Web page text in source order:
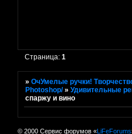
Страница:1
»ОчУмелые ручки!
Photoshop/ »Удивительные
спаржу и вино
© 2000 Сервис форумов «LiFeForums